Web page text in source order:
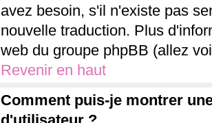
avez besoin, s'il n'existe pas
nouvelle traduction. Plus
web du groupe phpBB (allez
Revenir en haut
Comment puis-je montrer